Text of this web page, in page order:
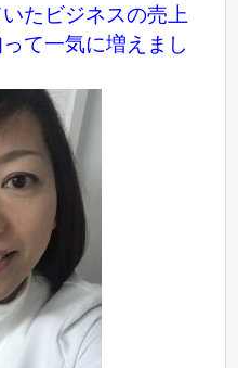
たビジネスの売上
て一気に増えまし